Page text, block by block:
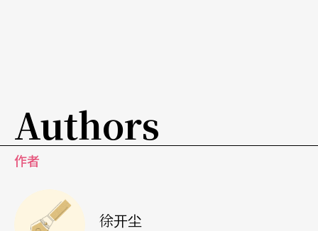
Authors
作者
徐开尘